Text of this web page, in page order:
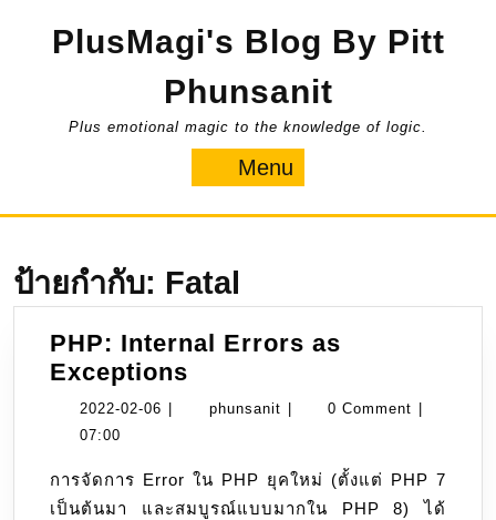
PlusMagi's Blog By Pitt
Phunsanit
Plus emotional magic to the knowledge of logic.
Menu
ป้ายกำกับ: Fatal
PHP: Internal Errors as
Exceptions
Internal
Exceptions
2022-02-06 2022- phunsanit phunsanit0 Comment
07:00
การจัดการ Error ใน PHP ยุคใหม่ (ตั้งแต่ PHP 7
เป็นต้นมา และสมบูรณ์แบบมากใน PHP 8) ได้